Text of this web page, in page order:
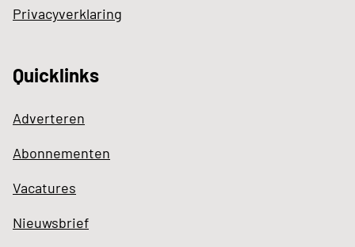
Privacyverklaring
Quicklinks
Adverteren
Abonnementen
Vacatures
Nieuwsbrief